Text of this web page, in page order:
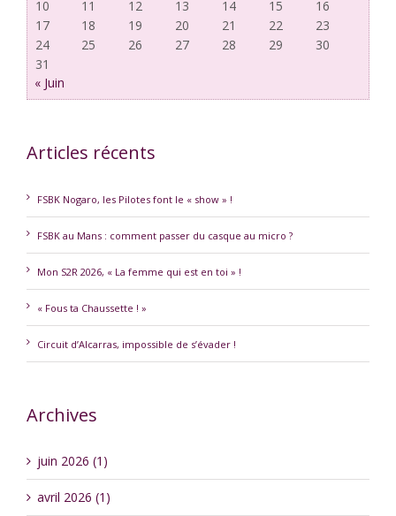
10
11 12 13 14 15
16
17
18 19 20 21 22
23
24
25 26 27 28 29
30
31
« Juin
Articles récents
FSBK Nogaro, les Pilotes font le « show » !
FSBK au Mans : comment passer du casque au micro ?
Mon S2R 2026, « La femme qui est en toi » !
« Fous ta Chaussette ! »
Circuit d’Alcarras, impossible de s’évader !
Archives
juin 2026 (1)
avril 2026 (1)